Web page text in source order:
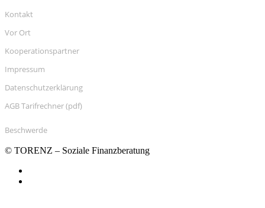
Kontakt
Vor Ort
Kooperationspartner
Impressum
Datenschutzerklärung
AGB Tarifrechner (pdf)
Beschwerde
© TORENZ – Soziale Finanzberatung